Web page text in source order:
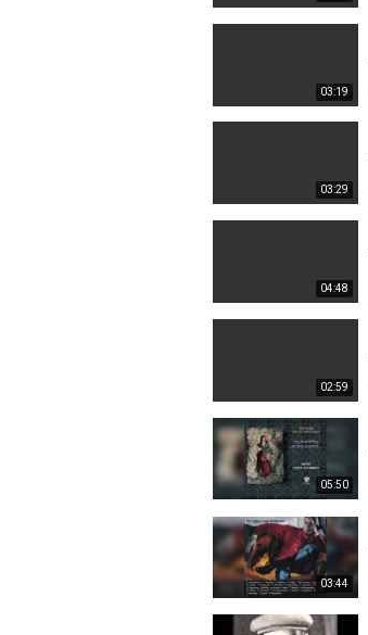
03:19
03:29
04:48
02:59
05:50
03:44